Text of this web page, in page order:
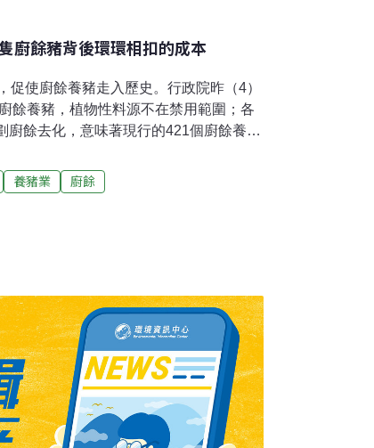
廚餘豬背後環環相扣的成本
促使廚餘養豬走入歷史。行政院昨（4）
餘養豬，植物性料源不在禁用範圍；各
廚餘去化，意味著現行的421個廚餘養豬
？面臨成本可能轉嫁業者及消費者，
料 豬價會有影響嗎？2027年起全面禁
餘車輛裝設GPS等措施。目前，全台八
、台中市、彰化縣、屏東縣、新竹縣、
養豬業 廚餘